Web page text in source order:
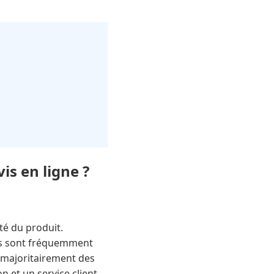
en ligne ?
du produit.
sont fréquemment
des